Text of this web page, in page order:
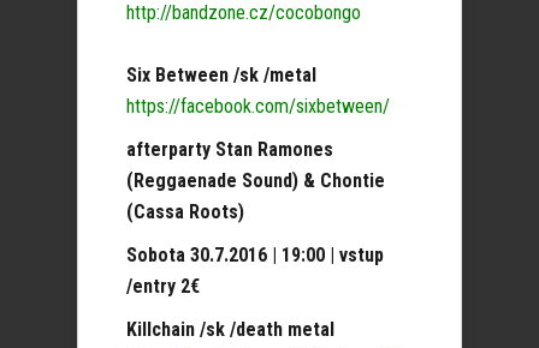
http://bandzone.cz/cocobongo
Six Between /sk /metal
https://facebook.com/sixbetween/
afterparty Stan Ramones
(Reggaenade Sound) & Chontie
(Cassa Roots)
Sobota 30.7.2016 | 19:00 | vstup
/entry 2€
Killchain /sk /death metal